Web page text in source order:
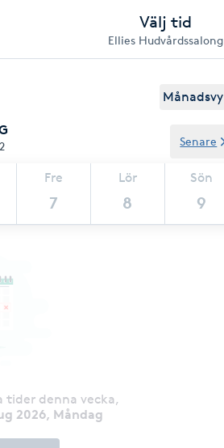
Välj tid
Ellies Hudvårdssalong
Månadsvy
Fre
7
Lör
8
Sön
9
Senare
tider denna vecka,
2026, Måndag